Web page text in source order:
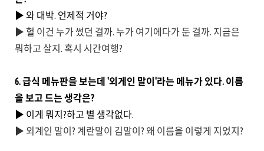
▶ 와 대박. 언제적 거야?
▶ 헐 이건 누가 썼던 걸까. 누가 여기에다가 둔 걸까. 지금은
뭐하고 살지. 혹시 시간여행?
6. 급식 메뉴판을 보는데 '외게인 말이'라는 메뉴가 있다. 이름
을 보고 드는 생각은?
▶ 이게 뭐지?하고 별 생각없다.
▶ 외계인 말이? 계란말이 김말이? 왜 이름을 이렇게 지었지?